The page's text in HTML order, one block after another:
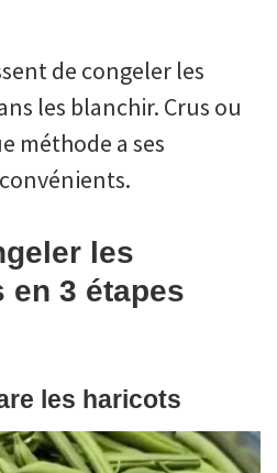
de congeler les
les blanchir. Crus ou
méthode a ses
les
3 étapes
les haricots